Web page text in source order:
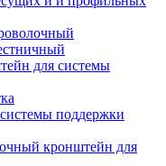
для системы
поддержки
кронштейн для